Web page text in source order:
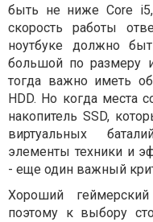
быть не ниже Core
скорость работы
ноутбуке должно
большой по размеру
тогда важно иметь
HDD. Но когда места
накопитель SSD,
виртуальных
элементы техники и
- еще один важный
Хороший
поэтому к выбору